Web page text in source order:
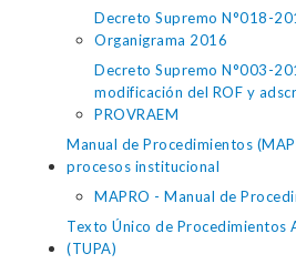
Decreto Supremo N°018-
Organigrama 2016
Decreto Supremo N°003-
modificación del ROF y
PROVRAEM
Manual de Procedimientos
procesos institucional
MAPRO - Manual de
Texto Único de Procedimientos
(TUPA)